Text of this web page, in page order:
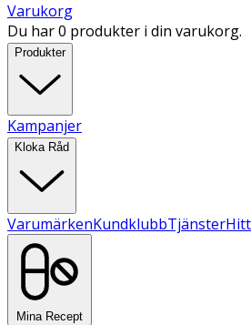
Varukorg
Du har 0 produkter i din varukorg.
Produkter
Kampanjer
Kloka Råd
VarumärkenKundklubbTjänster
Mina Recept